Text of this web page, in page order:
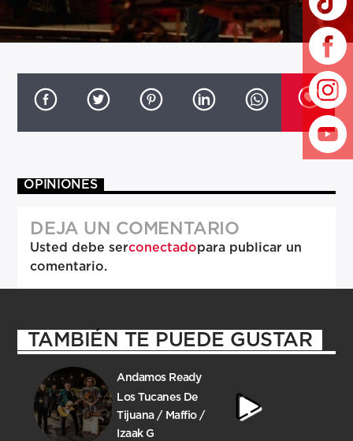
OPINIONES
DEJA UN COMENTARIO
Usted debe serconectadopara publicar un
comentario.
TAMBIÉN TE PUEDE GUSTAR
Andamos Ready
Los Tucanes De
Tijuana / Maffio /
Izaak G